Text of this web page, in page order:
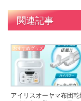
関連記事
おすすめグッズ
アイリスオーヤマ布団